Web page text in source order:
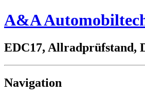
A&A
EDC17, Allradprüfstand,
Navigation